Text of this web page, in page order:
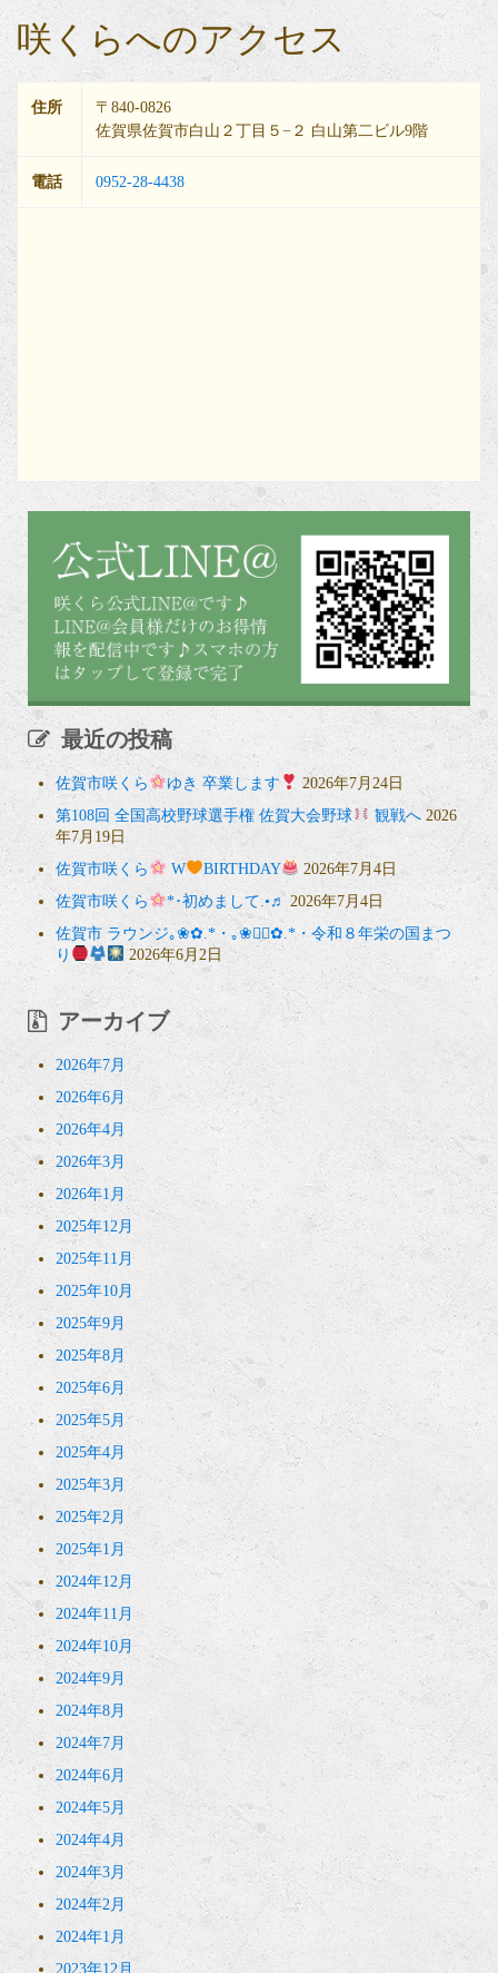
咲くらへのアクセス
住所
〒840-0826
佐賀県佐賀市白山２丁目５−２ 白山第二ビル9階
電話 0952-28-4438
最近の投稿
佐賀市咲くら ゆき 卒業します
2026年7月24日
第108回 全国高校野球選手権 佐賀大会野球
観戦へ 2026
年7月19日
佐賀市咲くら
W BIRTHDAY
2026年7月4日
佐賀市咲くら
*･初めまして.•♬ 2026年7月4日
佐賀市 ラウンジ｡❀✿.*・｡❀❁⃘✿.*・令和８年栄の国まつ
り
2026年6月2日
アーカイブ
2026年7月
2026年6月
2026年4月
2026年3月
2026年1月
2025年12月
2025年11月
2025年10月
2025年9月
2025年8月
2025年6月
2025年5月
2025年4月
2025年3月
2025年2月
2025年1月
2024年12月
2024年11月
2024年10月
2024年9月
2024年8月
2024年7月
2024年6月
2024年5月
2024年4月
2024年3月
2024年2月
2024年1月
2023年12月